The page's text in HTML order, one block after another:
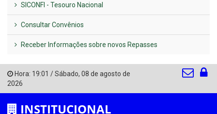
SICONFI - Tesouro Nacional
Consultar Convênios
Receber Informações sobre novos Repasses
Hora: 19:01 /Sábado, 08 de agosto de
2026
INSTITUCIONAL